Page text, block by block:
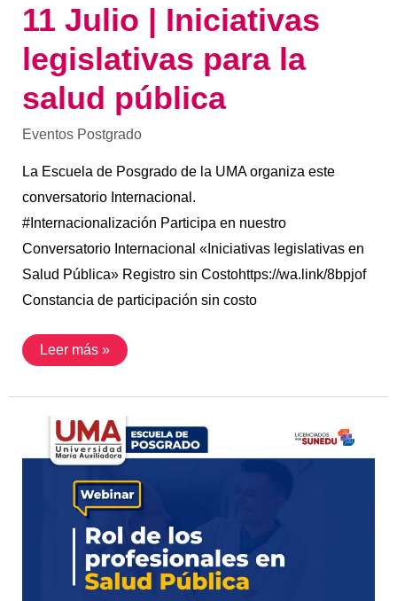
11 Julio | Iniciativas
legislativas para la
salud pública
Eventos Postgrado
La Escuela de Posgrado de la UMA organiza este
conversatorio Internacional.
#Internacionalización Participa en nuestro
Conversatorio Internacional «Iniciativas legislativas en
Salud Pública» Registro sin Costohttps://wa.link/8bpjof
Constancia de participación sin costo
Leer más »
Junio
Rol
profesionales